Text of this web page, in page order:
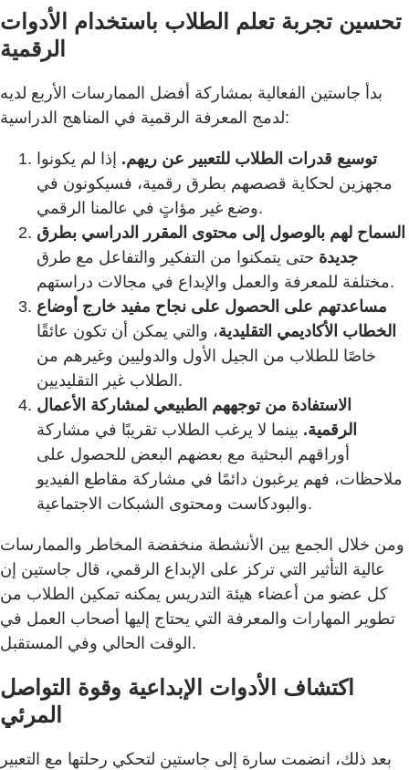
تحسين تجربة تعلم الطلاب باستخدام الأدوات
الرقمية
بدأ جاستين الفعالية بمشاركة أفضل الممارسات الأربع لديه
لدمج المعرفة الرقمية في المناهج الدراسية:
توسيع قدرات الطلاب للتعبير عن ريهم. إذا لم يكونوا
مجهزين لحكاية قصصهم بطرق رقمية، فسيكونون في
وضع غير مؤاتٍ في عالمنا الرقمي.
السماح لهم بالوصول إلى محتوى المقرر الدراسي بطرق
جديدة حتى يتمكنوا من التفكير والتفاعل مع طرق
مختلفة للمعرفة والعمل والإبداع في مجالات دراستهم.
مساعدتهم على الحصول على نجاح مفيد خارج أوضاع
الخطاب الأكاديمي التقليدية، والتي يمكن أن تكون عائقًا
خاصًا للطلاب من الجيل الأول والدوليين وغيرهم من
الطلاب غير التقليديين.
الاستفادة من توجههم الطبيعي لمشاركة الأعمال
الرقمية. بينما لا يرغب الطلاب تقريبًا في مشاركة
أوراقهم البحثية مع بعضهم البعض للحصول على
ملاحظات، فهم يرغبون دائمًا في مشاركة مقاطع الفيديو
والبودكاست ومحتوى الشبكات الاجتماعية.
ومن خلال الجمع بين الأنشطة منخفضة المخاطر والممارسات
عالية التأثير التي تركز على الإبداع الرقمي، قال جاستين إن
كل عضو من أعضاء هيئة التدريس يمكنه تمكين الطلاب من
تطوير المهارات والمعرفة التي يحتاج إليها أصحاب العمل في
الوقت الحالي وفي المستقبل.
اكتشاف الأدوات الإبداعية وقوة التواصل
المرئي
بعد ذلك، انضمت سارة إلى جاستين لتحكي رحلتها مع التعبير